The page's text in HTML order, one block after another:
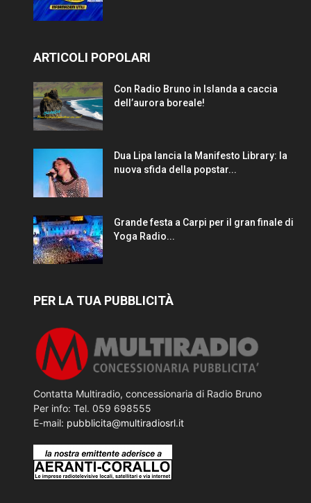
ARTICOLI POPOLARI
Con Radio Bruno in Islanda a caccia
dell’aurora boreale!
Dua Lipa lancia la Manifesto Library: la
nuova sfida della popstar...
Grande festa a Carpi per il gran finale di
Yoga Radio...
PER LA TUA PUBBLICITÀ
Contatta Multiradio, concessionaria di Radio Bruno
Per info: Tel. 059 698555
E-mail: pubblicita@multiradiosrl.it